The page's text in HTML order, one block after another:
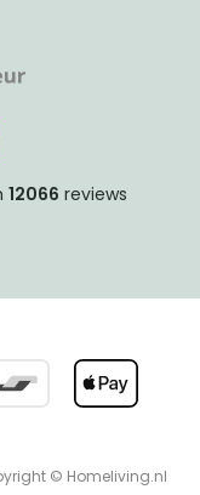
12066 reviews
© Homeliving.nl